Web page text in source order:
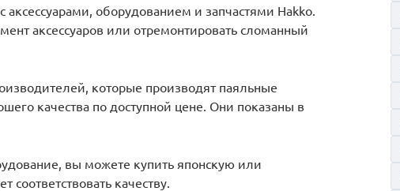
аксессуарами, оборудованием и запчастями Hakko.
аксессуаров или отремонтировать сломанный
которые производят паяльные
качества по доступной цене. Они показаны в
вы можете купить японскую или
качеству.